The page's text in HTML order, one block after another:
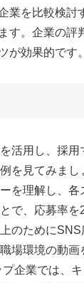
業を比較検討
す。企業の評
が効果的です。
活用し、採用
を見てみまし
を理解し、各
で、応募率を
のためにSNS
場環境の動画
企業では、